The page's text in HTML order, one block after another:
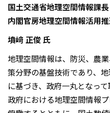
国土交通省地理空間情報課長
内閣官房地理空間情報活用
墳﨑 正俊 氏
地理空間情報は、防災、農
策分野の基盤技術であり、
に基づき、政府一丸となって
政府における地理空間情報